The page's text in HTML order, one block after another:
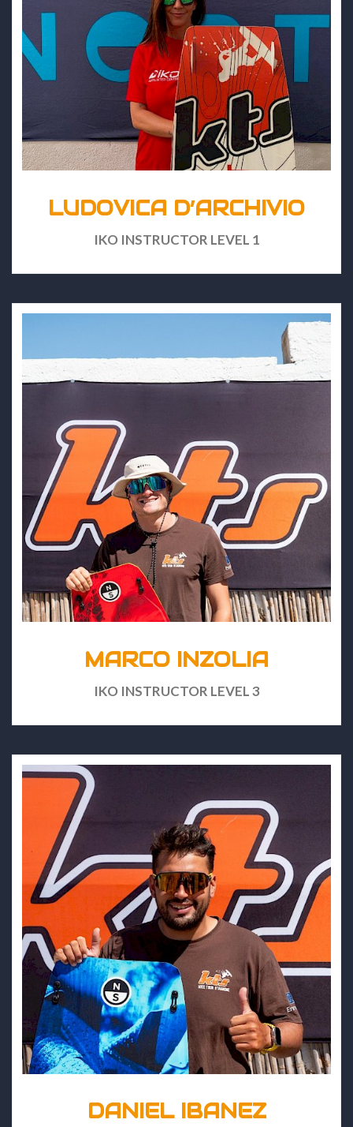
LUDOVICA D’ARCHIVIO
IKO INSTRUCTOR LEVEL 1
MARCO INZOLIA
IKO INSTRUCTOR LEVEL 3
DANIEL IBANEZ